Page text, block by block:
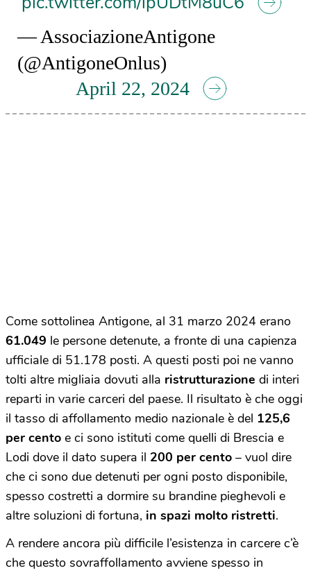
— AssociazioneAntigone
(@AntigoneOnlus)
April 22, 2024
Come sottolinea Antigone, al 31 marzo 2024 erano
61.049 le persone detenute, a fronte di una capienza
ufficiale di 51.178 posti. A questi posti poi ne vanno
tolti altre migliaia dovuti alla ristrutturazione di interi
reparti in varie carceri del paese. Il risultato è che oggi
il tasso di affollamento medio nazionale è del 125,6
per cento e ci sono istituti come quelli di Brescia e
Lodi dove il dato supera il 200 per cento – vuol dire
che ci sono due detenuti per ogni posto disponibile,
spesso costretti a dormire su brandine pieghevoli e
altre soluzioni di fortuna, in spazi molto ristretti.
A rendere ancora più difficile l’esistenza in carcere c’è
che questo sovraffollamento avviene spesso in